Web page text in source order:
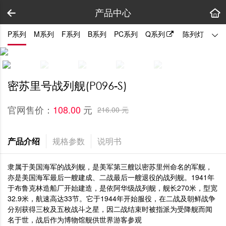
产品中心
P系列 M系列 F系列 B系列 PC系列 Q系列 陈列灯 拼
密苏里号战列舰(P096-S)
官网售价： 108.00 元 216.00 元
产品介绍 规格参数 说明书
隶属于美国海军的战列舰，是美军第三艘以密苏里州命名的军舰，
亦是美国海军最后一艘建成、二战最后一艘退役的战列舰。1941年
于布鲁克林造船厂开始建造，是依阿华级战列舰，舰长270米，型宽
32.9米，航速高达33节。它于1944年开始服役，在二战及朝鲜战争
分别获得三枚及五枚战斗之星，因二战结束时被指派为受降舰而闻
名于世，战后作为博物馆舰供世界游客参观